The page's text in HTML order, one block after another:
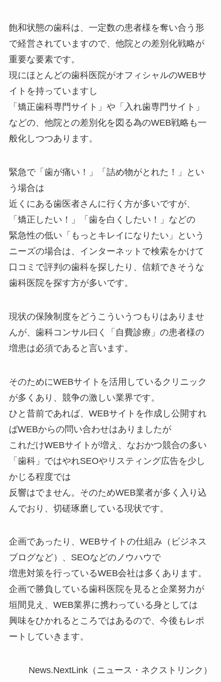
飽和状態の歯科は、一定数の患者様を奪い合う形
で経営されていますので、他院との差別化戦略が
重要な要素です。
現にほとんどの歯科医院がオフィシャルのWEBサ
イトを持っていますし
「矯正歯科専門サイト」や「入れ歯専門サイト」
などの、他院との差別化を図る為のWEB戦略も一
般化しつつあります。
緊急で「歯が痛い！」「詰め物がとれた！」とい
う場合は
近くにある歯医者さんに行く方が多いですが、
「矯正したい！」「歯を白くしたい！」などの
緊急性の低い「もっとキレイになりたい」という
ニーズの場合は、インターネットで検索をかけて
口コミで評判の歯科を探したり、信頼できそうな
歯科医院を探す方が多いです。
現状の保険制度をどうこういうつもりはありませ
んが、歯科コンサル曰く「自費診療」の患者様の
増患は必須であると言います。
そのためにWEBサイトを活用しているクリニック
が多くあり、競争の激しい業界です。
ひと昔前であれば、WEBサイトを作成し公開すれ
ばWEBからの問い合わせはありましたが
これだけWEBサイトが増え、なおかつ競合の多い
「歯科」ではやれSEOやリスティング広告を少し
かじる程度では
反響はでません。そのためWEB業者が多く入り込
んでおり、切磋琢磨している現状です。
企画であったり、WEBサイトの仕組み（ビジネス
ブログなど）、SEOなどのノウハウで
増患対策を行っているWEB会社は多くあります。
企画で勝負している歯科医院を見ると企業努力が
垣間見え、WEB業界に携わっている身としては
興味をひかれるところではあるので、今後もレポ
ートしていきます。
News.NextLink（ニュース・ネクストリンク）